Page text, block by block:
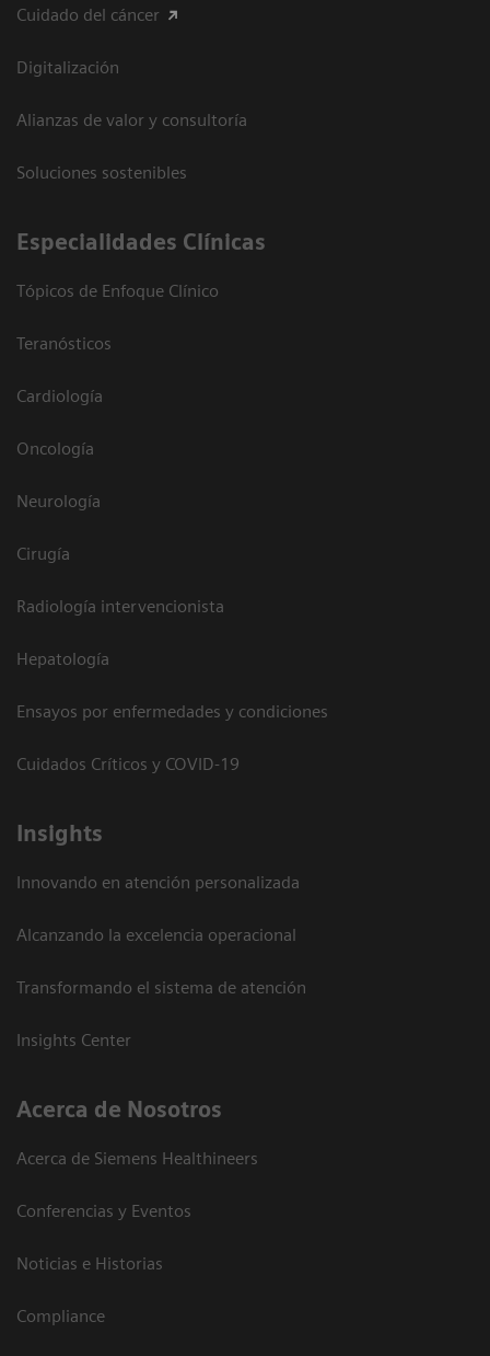
Cuidado del cáncer
Digitalización
Alianzas de valor y consultoría
Soluciones sostenibles
Especialidades Clínicas
Tópicos de Enfoque Clínico
Teranósticos
Cardiología
Oncología
Neurología
Cirugía
Radiología intervencionista
Hepatología
Ensayos por enfermedades y condiciones
Cuidados Críticos y COVID-19
Insights
Innovando en atención personalizada
Alcanzando la excelencia operacional
Transformando el sistema de atención
Insights Center
Acerca de Nosotros
Acerca de Siemens Healthineers
Conferencias y Eventos
Noticias e Historias
Compliance